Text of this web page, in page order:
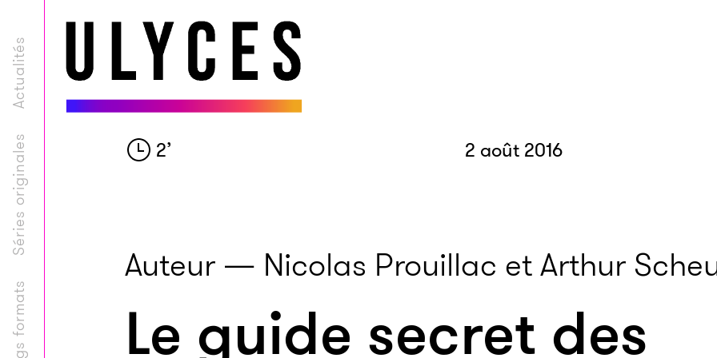
Longs formats
Séries originales
Actualités
2’ 2 août 2016
Auteur — Nicolas Prouillac et Arthur
Le guide secret des